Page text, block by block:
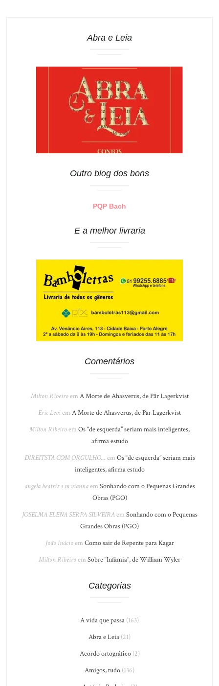
Abra e Leia
Outro blog dos bons
PQP Bach
E a melhor livraria
Comentários
Milton Ribeiroem A Morte de Ahasverus, de Pär Lagerkvist
Eric Leviem A Morte de Ahasverus, de Pär Lagerkvist
Milton Ribeiroem Os “de esquerda” seriam mais inteligentes,
afirma estudo
DIREITSTA COM ORGULHO... em Os “de esquerda” seriam mais
inteligentes, afirma estudo
angela beatriz s m viannaem Sonhando com o Pequenas Grandes
Obras (PGO)
JOSELMA ELENA SERPA SILVEIRAem Sonhando com o Pequenas
Grandes Obras (PGO)
João Inácioem Como sair de Repente para Kagar
Milton Ribeiroem Sobre “Infâmia”, de William Wyler
Categorias
A vida que passa (163)
Abra e Leia (21)
Acordo ortográfico(2)
Amigos, tudo (136)